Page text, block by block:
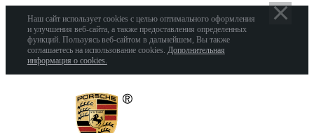
Наш сайт использует cookies с целью оптимального оформления
и улучшения веб-сайта, а также предоставления определенных
функций. Пользуясь веб-сайтом в дальнейшем, Вы также
соглашаетесь на использование cookies. Дополнительная
информация о cookies.